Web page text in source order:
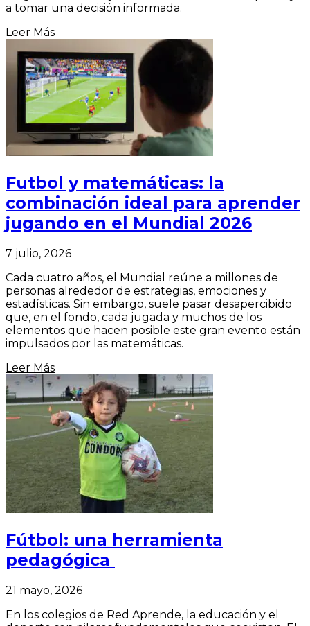
a tomar una decisión informada.
Leer Más
Futbol y matemáticas: la
combinación ideal para aprender
jugando en el Mundial 2026
7 julio, 2026
Cada cuatro años, el Mundial reúne a millones de
personas alrededor de estrategias, emociones y
estadísticas. Sin embargo, suele pasar desapercibido
que, en el fondo, cada jugada y muchos de los
elementos que hacen posible este gran evento están
impulsados por las matemáticas.
Leer Más
Fútbol: una herramienta
pedagógica
21 mayo, 2026
En los colegios de Red Aprende, la educación y el